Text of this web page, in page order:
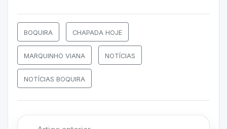
BOQUIRA CHAPADA HOJE
MARQUINHO VIANA NOTÍCIAS
NOTÍCIAS BOQUIRA